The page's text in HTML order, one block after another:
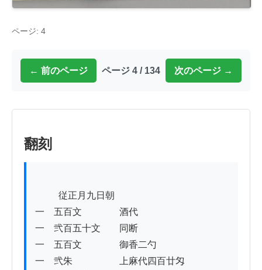
ページ: 4
← 前のページ ページ 4 / 134 次のページ →
翻刻
一　五百文　　　　酒代
一　弐百五十文　　同断
一　五百文　　　　御香二勺
一　弐朱　　　　　上麻代四百廿匁